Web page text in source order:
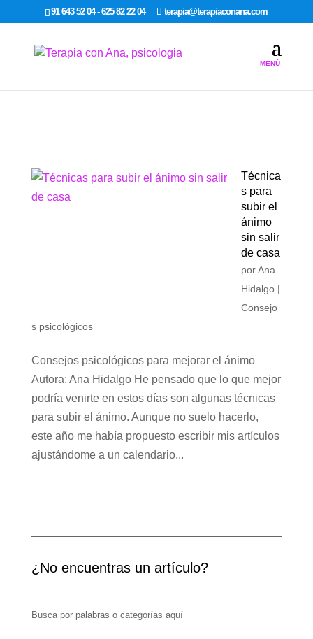
google-site-verification: google7dcda757e565a307.html
91 643 52 04 - 625 82 22 04 terapia@terapiaconana.com
Técnica
s para
subir el
ánimo
sin salir
de casa
porAna
Hidalgo|
Consejo
s psicológicos
Consejos psicológicos para mejorar el ánimo
Autora: Ana Hidalgo He pensado que lo que mejor
podría venirte en estos días son algunas técnicas
para subir el ánimo. Aunque no suelo hacerlo,
este año me había propuesto escribir mis artículos
ajustándome a un calendario...
¿No encuentras un artículo?
Busca por palabras o categorías aquí